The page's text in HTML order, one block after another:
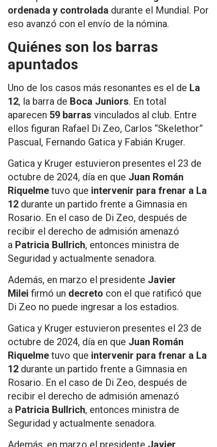
ordenada y controlada durante el Mundial. Por
eso avanzó con el envío de la nómina.
Quiénes son los barras
apuntados
Uno de los casos más resonantes es el de La
12, la barra de Boca Juniors. En total
aparecen 59 barras vinculados al club. Entre
ellos figuran Rafael Di Zeo, Carlos “Skelethor”
Pascual, Fernando Gatica y Fabián Kruger.
Gatica y Kruger estuvieron presentes el 23 de
octubre de 2024, día en que Juan Román
Riquelme tuvo que intervenir para frenar a La
12 durante un partido frente a Gimnasia en
Rosario. En el caso de Di Zeo, después de
recibir el derecho de admisión amenazó
a Patricia Bullrich, entonces ministra de
Seguridad y actualmente senadora.
Además, en marzo el presidente Javier
Milei firmó un decreto con el que ratificó que
Di Zeo no puede ingresar a los estadios.
Gatica y Kruger estuvieron presentes el 23 de
octubre de 2024, día en que Juan Román
Riquelme tuvo que intervenir para frenar a La
12 durante un partido frente a Gimnasia en
Rosario. En el caso de Di Zeo, después de
recibir el derecho de admisión amenazó
a Patricia Bullrich, entonces ministra de
Seguridad y actualmente senadora.
Además, en marzo el presidente Javier